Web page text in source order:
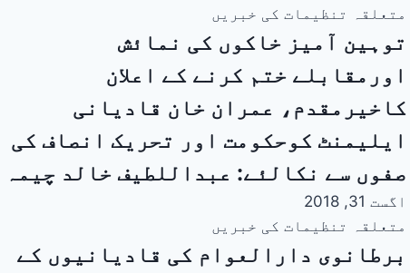
متعلقہ تنظیمات کی خبریں
توہین آمیز خاکوں کی نمائش
اورمقابلے ختم کرنے کے اعلان
کاخیرمقدم، عمران خان قادیانی
ایلیمنٹ کوحکومت اور تحریک انصاف کی
صفوں سے نکالئے: عبداللطیف خالد چیمہ
اگست 31, 2018
متعلقہ تنظیمات کی خبریں
برطانوی دارالعوام کی قادیانیوں کے